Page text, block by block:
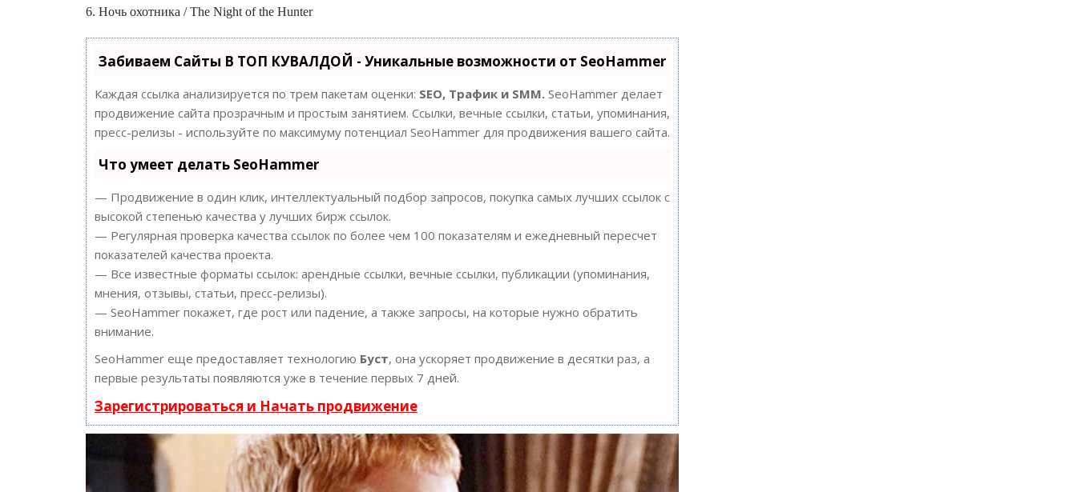
6. Ночь охотника / The Night of the Hunter
Забиваем Сайты В ТОП КУВАЛДОЙ - Уникальные возможности от SeoHammer
Каждая ссылка анализируется по трем пакетам оценки: SEO, Трафик и SMM. SeoHammer делает
продвижение сайта прозрачным и простым занятием. Ссылки, вечные ссылки, статьи, упоминания,
пресс-релизы - используйте по максимуму потенциал SeoHammer для продвижения вашего сайта.
Что умеет делать SeoHammer
— Продвижение в один клик, интеллектуальный подбор запросов, покупка самых лучших ссылок с
высокой степенью качества у лучших бирж ссылок.
— Регулярная проверка качества ссылок по более чем 100 показателям и ежедневный пересчет
показателей качества проекта.
— Все известные форматы ссылок: арендные ссылки, вечные ссылки, публикации (упоминания,
мнения, отзывы, статьи, пресс-релизы).
— SeoHammer покажет, где рост или падение, а также запросы, на которые нужно обратить
внимание.
SeoHammer еще предоставляет технологию Буст, она ускоряет продвижение в десятки раз, а
первые результаты появляются уже в течение первых 7 дней.
Зарегистрироваться и Начать продвижение